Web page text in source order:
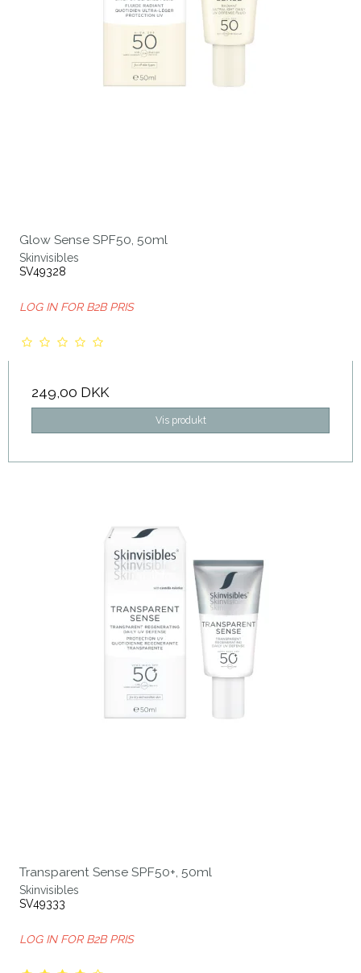
Glow Sense SPF50, 50ml
Skinvisibles
SV49328
LOG IN FOR B2B PRIS
249,00 DKK
Vis produkt
Transparent Sense SPF50+, 50ml
Skinvisibles
SV49333
LOG IN FOR B2B PRIS